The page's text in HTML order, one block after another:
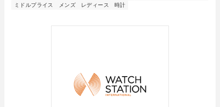
ミドルプライス
メンズ レディース 時計